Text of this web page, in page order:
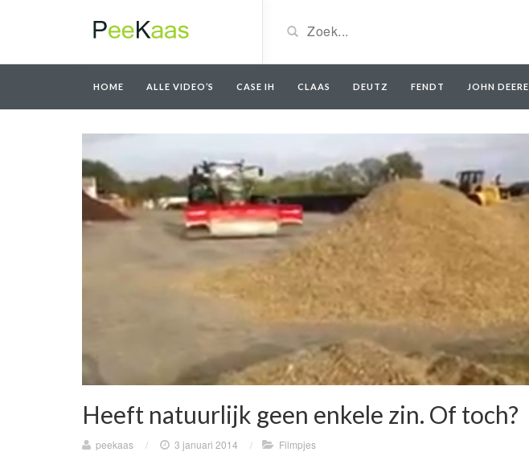
HOME ALLE VIDEO’S CASE IH CLAAS DEUTZ FENDT JOHN DEERE
Heeft natuurlijk geen enkele zin. Of toch?
peekaas / 3 januari 2014 / Filmpjes